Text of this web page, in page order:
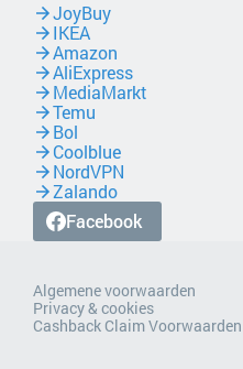
JoyBuy
IKEA
Amazon
AliExpress
MediaMarkt
Temu
Bol
Coolblue
NordVPN
Zalando
Facebook
Algemene voorwaarden
Privacy & cookies
Cashback Claim Voorwaarden